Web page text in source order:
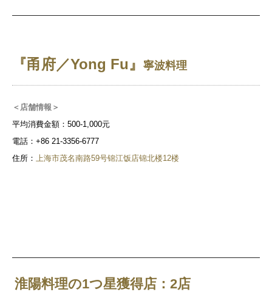
『甬府／Yong Fu』 寧波料理
＜店舗情報＞
平均消費金額：500-1,000元
電話：+86 21-3356-6777
住所： 上海市茂名南路59号锦江饭店锦北楼12楼
淮陽料理の1つ星獲得店：2店